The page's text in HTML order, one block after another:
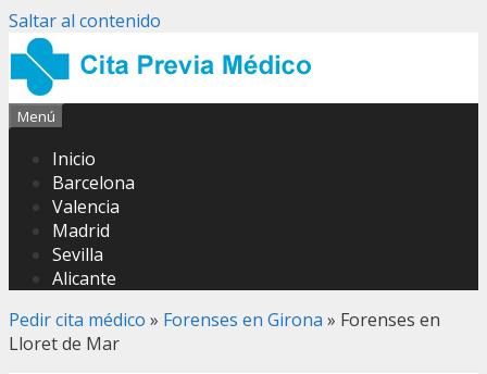
Saltar al contenido
Menú
Inicio
Barcelona
Valencia
Madrid
Sevilla
Alicante
Pedir cita médico » Forenses en Girona » Forenses en
Lloret de Mar